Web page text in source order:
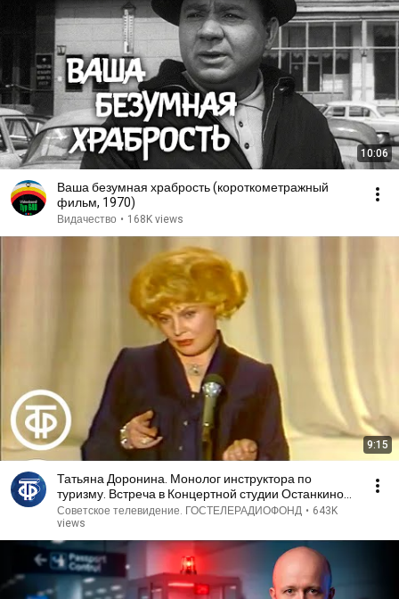
10:06
Ваша безумная храбрость (короткометражный
фильм, 1970)
Видачество • 168K views
9:15
Татьяна Доронина. Монолог инструктора по
туризму. Встреча в Концертной студии Останкино
(1982)
Советское телевидение. ГОСТЕЛЕРАДИОФОНД • 643K
views